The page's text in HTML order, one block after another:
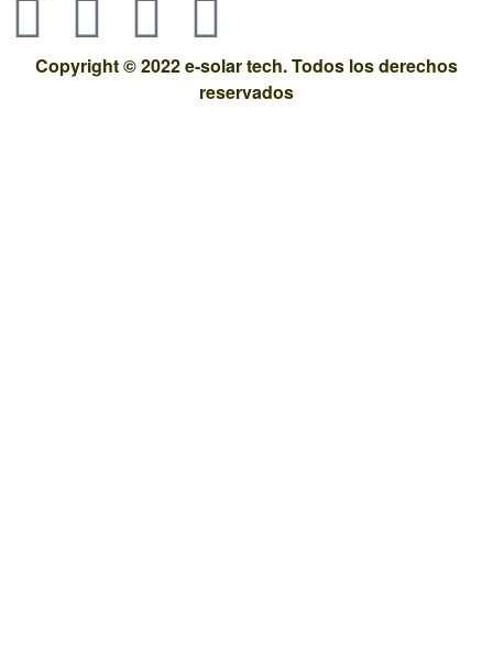
Copyright © 2022 e-solar tech. Todos los derechos
reservados